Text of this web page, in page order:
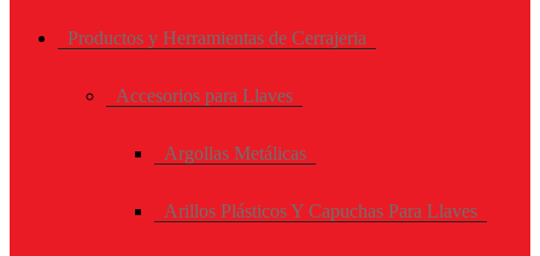
Productos y Herramientas de Cerrajeria
Accesorios para Llaves
Argollas Metálicas
Arillos Plásticos Y Capuchas Para Llaves